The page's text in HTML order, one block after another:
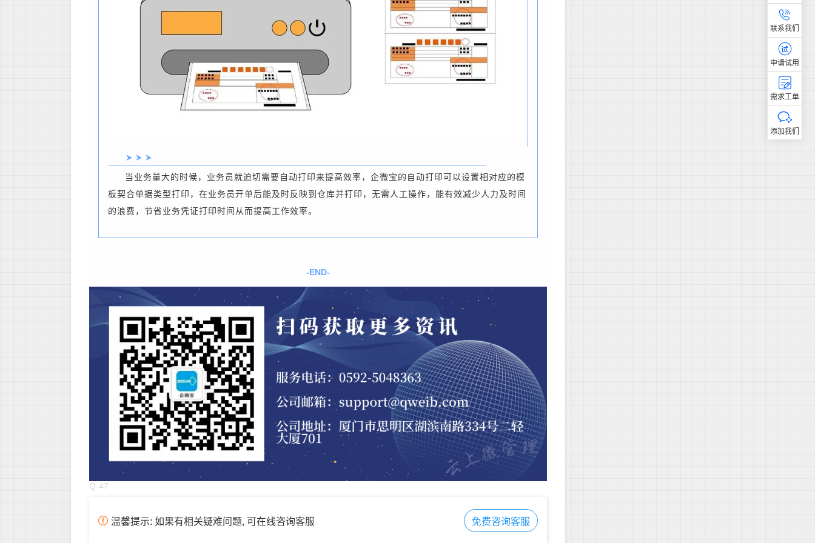
当业务量大的时候，业务员就迫切需要自动打印来提高效率，企微宝的自动打印可以设置相对应的模
板契合单据类型打印，在业务员开单后能及时反映到仓库并打印，无需人工操作，能有效减少人力及时间
的浪费，节省业务凭证打印时间从而提高工作效率。
-END-
Q-47
温馨提示: 如果有相关疑难问题, 可在线咨询客服 免费咨询客服
联系我们
申请试用
需求工单
添加我们